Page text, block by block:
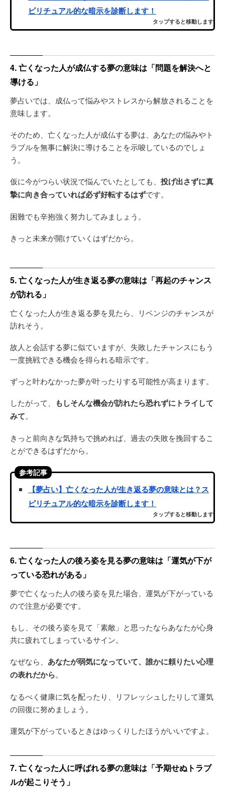
ピリチュアル的な暗示を診断します！
タップすると移動します
4. 亡くなった人が成仏する夢の意味は「問題を解決へと
導ける」
夢占いでは、成仏って悩みやストレスから解放されることを
意味します。
そのため、亡くなった人が成仏する夢は、あなたの悩みやト
ラブルを無事に解決に導けることを示唆しているのでしょ
う。
仮に今がつらい状況で悩んでいたとしても、 投げ出さずに真
摯に向き合っていれば必ず好転するはずです。
困難でも辛抱強く努力してみましょう。
きっと未来が開けていくはずだから。
5. 亡くなった人が生き返る夢の意味は「再起のチャンス
が訪れる」
亡くなった人が生き返る夢を見たら、リベンジのチャンスが
訪れそう。
故人と会話する夢に似ていますが、失敗したチャンスにもう
一度挑戦できる機会を得られる暗示です。
ずっと叶わなかった夢が叶ったりする可能性が高まります。
したがって、 もしそんな機会が訪れたら恐れずにトライして
みて。
きっと前向きな気持ちで挑めれば、過去の失敗を挽回するこ
とができるはずだから。
参考記事
【夢占い】亡くなった人が生き返る夢の意味とは？ス
ピリチュアル的な暗示を診断します！
タップすると移動します
6. 亡くなった人の後ろ姿を見る夢の意味は「運気が下が
っている恐れがある」
夢で亡くなった人の後ろ姿を見た場合、運気が下がっている
ので注意が必要です。
もし、その後ろ姿を見て「素敵」と思ったならあなたが心身
共に疲れてしまっているサイン。
なぜなら、 あなたが弱気になっていて、誰かに頼りたい心理
の表れだから。
なるべく健康に気を配ったり、リフレッシュしたりして運気
の回復に努めましょう。
運気が下がっているときはゆっくりしたほうがいいですよ。
7. 亡くなった人に呼ばれる夢の意味は「予期せぬトラブ
ルが起こりそう」